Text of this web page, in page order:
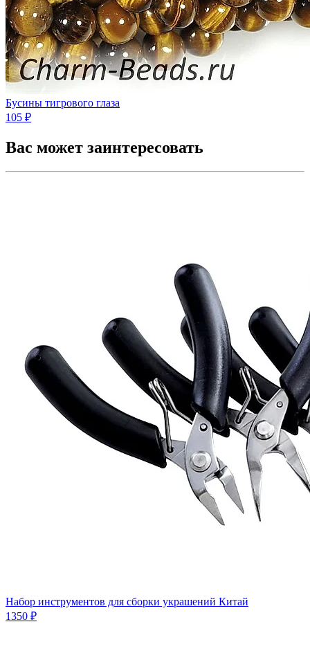
Бусины тигрового глаза
105 ₽
Вас может заинтересовать
Набор инструментов для сборки украшений Китай
1350 ₽